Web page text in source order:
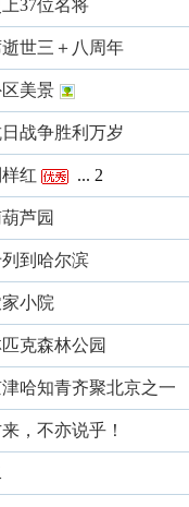
37位名将
世三＋八周年
美景
战争胜利万岁
红 ... 2
芦园
到哈尔滨
小院
克森林公园
哈知青齐聚北京之一
，不亦说乎！